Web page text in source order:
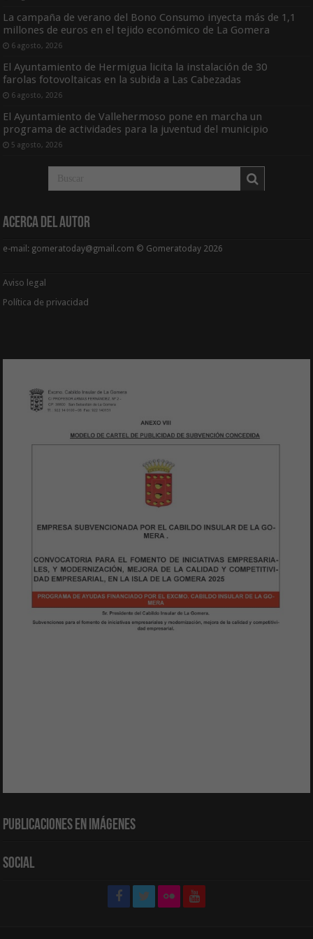
La campaña de verano del Bono Consumo inyecta más de 1,1
millones de euros en el tejido económico de La Gomera
6 agosto, 2026
El Ayuntamiento de Hermigua licita la instalación de 30
farolas fotovoltaicas en la subida a Las Cabezadas
6 agosto, 2026
El Ayuntamiento de Vallehermoso pone en marcha un
programa de actividades para la juventud del municipio
5 agosto, 2026
Acerca del Autor
e-mail: gomeratoday@gmail.com © Gomeratoday 2026
Aviso legal
Política de privacidad
Publicaciones en Imágenes
Social